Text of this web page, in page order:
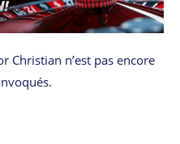
Christian n’est pas encore